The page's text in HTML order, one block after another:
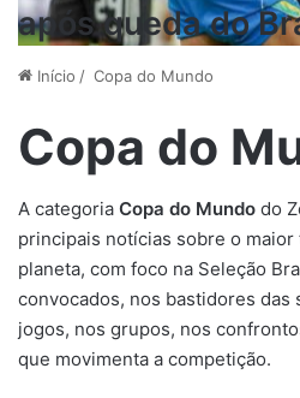
após queda do
Início / Copa do Mundo
Copa do
A categoria Copa do Mundo do
principais notícias sobre o
planeta, com foco na Seleção
convocados, nos bastidores das
jogos, nos grupos, nos
que movimenta a competição.